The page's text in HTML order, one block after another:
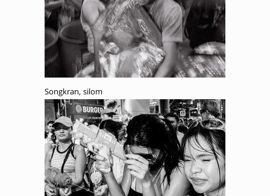
Songkran, silom